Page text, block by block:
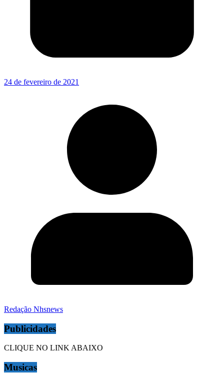
24 de fevereiro de 2021
Redação Nhsnews
Publicidades
CLIQUE NO LINK ABAIXO
Musicas